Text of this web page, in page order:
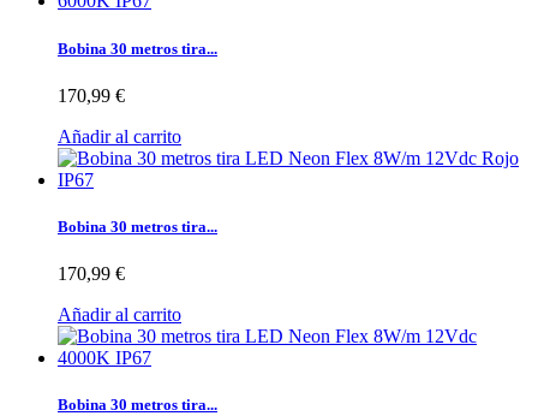
Bobina 30 metros tira...
170,99 €
Añadir al carrito
Bobina 30 metros tira...
170,99 €
Añadir al carrito
Bobina 30 metros tira...